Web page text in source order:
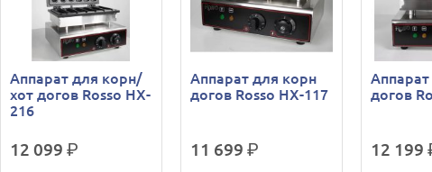
Аппарат для корн/
хот догов Rosso HX-
216
12 099р.
Аппарат для корн
догов Rosso HX-117
11 699 р.
догов
12 199